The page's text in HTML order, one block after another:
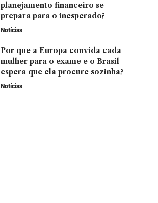
planejamento financeiro se
prepara para o inesperado?
Notícias
Por que a Europa convida cada
mulher para o exame e o Brasil
espera que ela procure sozinha?
Notícias